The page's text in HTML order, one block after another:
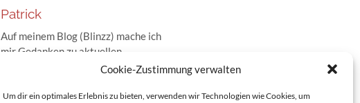
Cookie-Zustimmung verwalten
Um dir ein optimales Erlebnis zu bieten, verwenden wir Technologien wie Cookies, um
Patrick
Auf meinem Blog (Blinzz) mache ich
mir Gedanken zu aktuellen
Geschehnissen in der realen Welt
Meinung darüber ab. Darüber hinaus